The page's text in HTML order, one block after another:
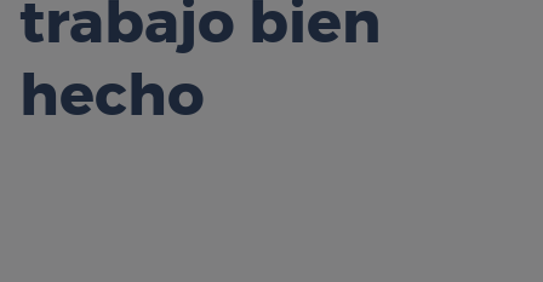
trabajo bien
hecho